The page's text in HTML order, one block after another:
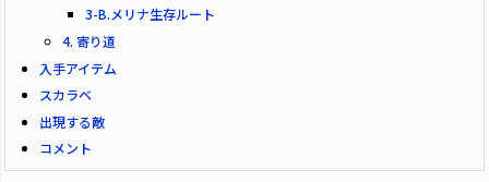
3-B.メリナ生存ルート
4. 寄り道
入手アイテム
スカラベ
出現する敵
コメント